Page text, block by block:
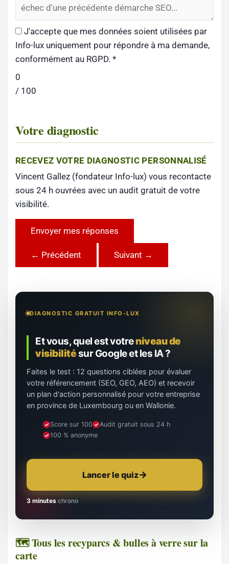
J'accepte que mes données soient utilisées par
Info-lux uniquement pour répondre à ma demande,
conformément au RGPD. *
0
/ 100
Votre diagnostic
RECEVEZ VOTRE DIAGNOSTIC PERSONNALISÉ
Vincent Gallez (fondateur Info-lux) vous recontacte
sous 24 h ouvrées avec un audit gratuit de votre
visibilité.
Envoyer mes réponses
← Précédent Suivant →
DIAGNOSTIC GRATUIT INFO-LUX
Et vous, quel est votreniveau de
visibilitésur Google et les IA ?
Faites le test : 12 questions ciblées pour évaluer
votre référencement (SEO, GEO, AEO) et recevoir
un plan d'action personnalisé pour votre entreprise
en province de Luxembourg ou en Wallonie.
Score sur 100
Audit gratuit sous 24 h
100 % anonyme
Lancer le quiz
3 minutes chrono
🗺️ Tous les recyparcs & bulles à verre sur la
carte